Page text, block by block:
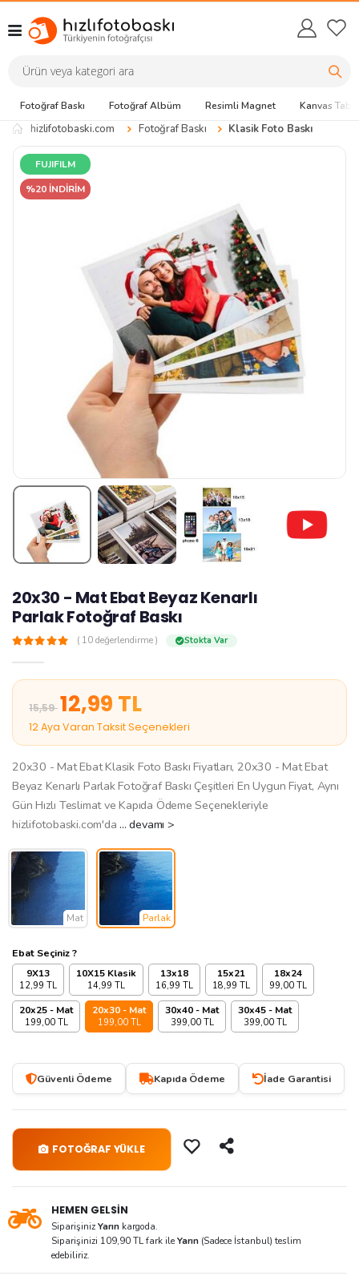
Fotoğraf Baskı Fotoğraf Albüm Resimli Magnet Kanvas
hizlifotobaski.com Fotoğraf Baskı Klasik Foto Baskı
FUJIFILM
%20 İNDİRİM
20x30 - Mat Ebat Beyaz Kenarlı
Parlak Fotoğraf Baskı
( 10 değerlendirme ) Stokta Var
15,5912,99 TL
12 Aya Varan Taksit Seçenekleri
20x30 - Mat Ebat Klasik Foto Baskı Fiyatları, 20x30 - Mat Ebat
Beyaz Kenarlı Parlak Fotoğraf Baskı Çeşitleri En Uygun Fiyat, Aynı
Gün Hızlı Teslimat ve Kapıda Ödeme Seçenekleriyle
hizlifotobaski.com'da ... devamı >
Mat Parlak
Ebat Seçiniz ?
9X13
12,99 TL
10X15 Klasik
14,99 TL
13x18
16,99 TL
15x21
18,99 TL
18x24
99,00 TL
20x25 - Mat
199,00 TL
20x30 - Mat
199,00 TL
30x40 - Mat
399,00 TL
30x45 - Mat
399,00 TL
Güvenli Ödeme Kapıda Ödeme İade Garantisi
FOTOĞRAF YÜKLE
HEMEN GELSİN
SiparişinizYarın kargoda.
Siparişinizi 109,90 TL fark ileYarın (Sadece İstanbul) teslim
edebiliriz.